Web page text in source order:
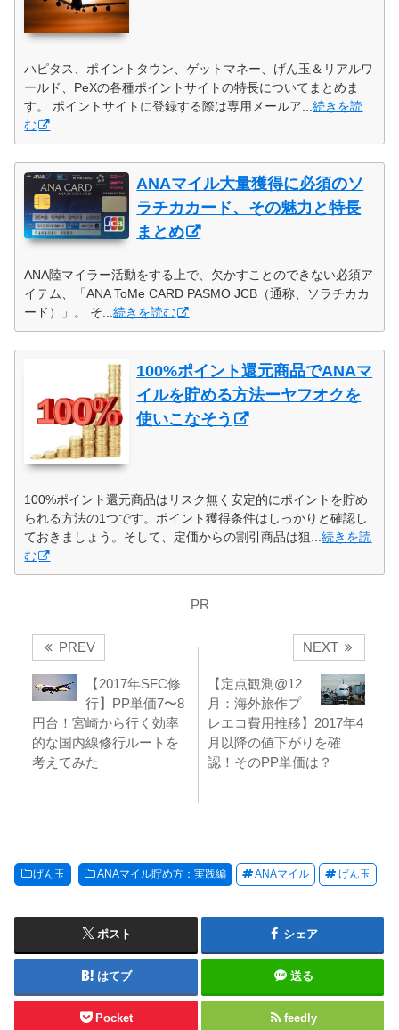
ハピタス、ポイントタウン、ゲットマネー、げん玉＆リアルワ
ールド、PeXの各種ポイントサイトの特長についてまとめま
す。 ポイントサイトに登録する際は専用メールア...続きを読
む
ANAマイル大量獲得に必須のソ
ラチカカード、その魅力と特長
まとめ
ANA陸マイラー活動をする上で、欠かすことのできない必須ア
イテム、「ANA ToMe CARD PASMO JCB（通称、ソラチカカ
ード）」。 そ...続きを読む
100%ポイント還元商品でANAマ
イルを貯める方法ーヤフオクを
使いこなそう
100%ポイント還元商品はリスク無く安定的にポイントを貯め
られる方法の1つです。ポイント獲得条件はしっかりと確認し
ておきましょう。そして、定価からの割引商品は狙...続きを読
む
PR
PREV
【2017年SFC修
行】PP単価7〜8
円台！宮崎から行く効率
的な国内線修行ルートを
考えてみた
NEXT
【定点観測@12
月：海外旅作プ
レエコ費用推移】2017年4
月以降の値下がりを確
認！そのPP単価は？
げん玉 ANAマイル貯め方：実践編 ANAマイル げん玉
ポスト シェア
はてブ 送る
Pocket feedly